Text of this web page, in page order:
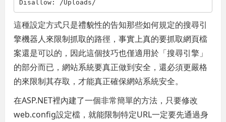
Disallow: /Uploads/
這種設定方式只是禮貌性的告知那些如何規定的搜尋引
擎機器人來限制抓取的路徑，事實上真的要抓取網頁檔
案還是可以的，因此這個技巧也僅適用於「搜尋引擎」
的部分而已，網站系統要真正做到安全，還必須更嚴格
的來限制其存取，才能真正確保網站系統安全。
在ASP.NET裡內建了一個非常簡單的方法，只要修改
web.config設定檔，就能限制特定URL一定要先通過身